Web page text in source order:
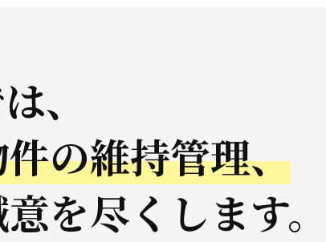
、
の維持管理、
を尽くします